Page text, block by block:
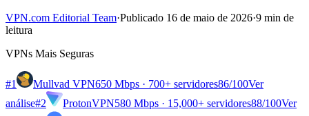
VPN.com Editorial Team·Publicado 16 de maio de 2026·9 min de
leitura
VPNs Mais Seguras
#1 Mullvad VPN650 Mbps · 700+ servidores86/100Ver
análise#2 ProtonVPN580 Mbps · 15,000+ servidores88/100Ver